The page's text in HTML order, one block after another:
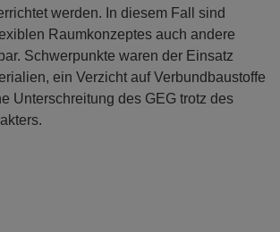
werden. In diesem Fall sind
Raumkonzeptes auch andere
Schwerpunkte waren der Einsatz
ein Verzicht auf Verbundbaustoffe
Unterschreitung des GEG trotz des